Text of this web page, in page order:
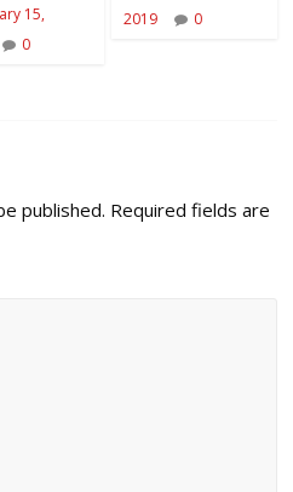
15,
0
2019
0
published. Required fields are